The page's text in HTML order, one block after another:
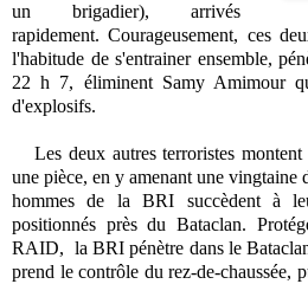
un brigadier), arrivés
rapidement. Courageusement, ces
l'habitude de s'entrainer ensemble,
22 h 7, éliminent Samy Amimour
d'explosifs.
Les deux autres terroristes
une pièce, en y amenant une vingtaine
hommes de la BRI succèdent à
positionnés près du Bataclan.
RAID, la BRI pénètre dans le
prend le contrôle du rez-de-chaussée,